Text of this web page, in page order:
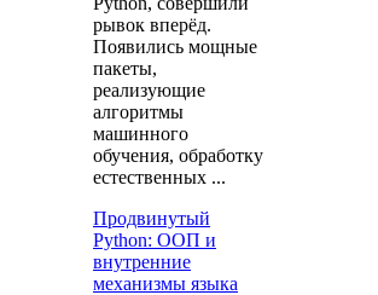
рывок вперёд.
Появились мощные
пакеты,
реализующие
алгоритмы
машинного
обучения, обработку
естественных ...
Продвинутый
Python: ООП и
внутренние
механизмы языка